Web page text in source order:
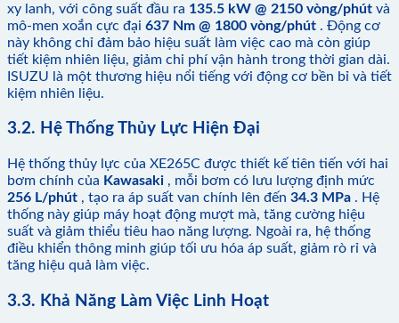
xy lanh, với công suất đầu ra 135.5 kW @ 2150 vòng/phút và
mô-men xoắn cực đại 637 Nm @ 1800 vòng/phút . Động cơ
này không chỉ đảm bảo hiệu suất làm việc cao mà còn giúp
tiết kiệm nhiên liệu, giảm chi phí vận hành trong thời gian dài.
ISUZU là một thương hiệu nổi tiếng với động cơ bền bỉ và tiết
kiệm nhiên liệu.
3.2. Hệ Thống Thủy Lực Hiện Đại
Hệ thống thủy lực của XE265C được thiết kế tiên tiến với hai
bơm chính của Kawasaki , mỗi bơm có lưu lượng định mức
256 L/phút , tạo ra áp suất van chính lên đến 34.3 MPa . Hệ
thống này giúp máy hoạt động mượt mà, tăng cường hiệu
suất và giảm thiểu tiêu hao năng lượng. Ngoài ra, hệ thống
điều khiển thông minh giúp tối ưu hóa áp suất, giảm rò rỉ và
tăng hiệu quả làm việc.
3.3. Khả Năng Làm Việc Linh Hoạt